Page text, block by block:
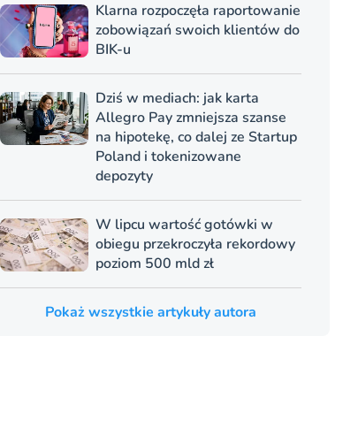
Klarna rozpoczęła raportowanie
zobowiązań swoich klientów do
BIK-u
Dziś w mediach: jak karta
Allegro Pay zmniejsza szanse
na hipotekę, co dalej ze Startup
Poland i tokenizowane
depozyty
W lipcu wartość gotówki w
obiegu przekroczyła rekordowy
poziom 500 mld zł
Pokaż wszystkie artykuły autora